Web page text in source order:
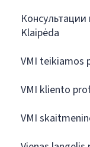
Klaipėda
VMI teikiamos
VMI kliento
VMI